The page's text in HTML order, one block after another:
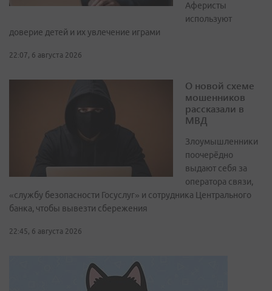
Аферисты
используют
доверие детей и их увлечение играми
22:07, 6 августа 2026
О новой схеме
мошенников
рассказали в
МВД
Злоумышленники
поочерёдно
выдают себя за
оператора связи,
«службу безопасности Госуслуг» и сотрудника Центрального
банка, чтобы вывезти сбережения
22:45, 6 августа 2026